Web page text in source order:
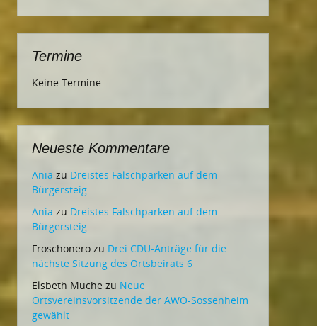
Termine
Keine Termine
Neueste Kommentare
Ania zu Dreistes Falschparken auf dem
Bürgersteig
Ania zu Dreistes Falschparken auf dem
Bürgersteig
Froschonero zu Drei CDU-Anträge für die
nächste Sitzung des Ortsbeirats 6
Elsbeth Muche zu Neue
Ortsvereinsvorsitzende der AWO-Sossenheim
gewählt